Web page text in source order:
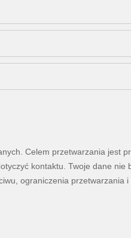
Celem przetwarzania jest
kontaktu. Twoje dane
ograniczenia przetwarzania